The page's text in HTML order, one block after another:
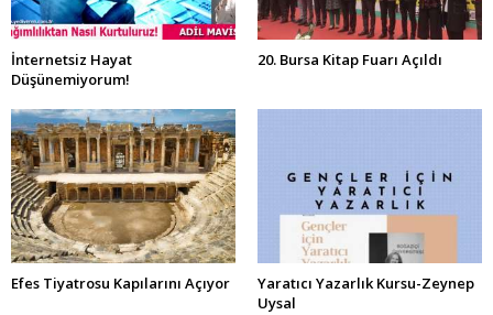
İnternetsiz Hayat
Düşünemiyorum!
20. Bursa Kitap Fuarı Açıldı
Efes Tiyatrosu Kapılarını Açıyor
Yaratıcı Yazarlık Kursu-Zeynep
Uysal